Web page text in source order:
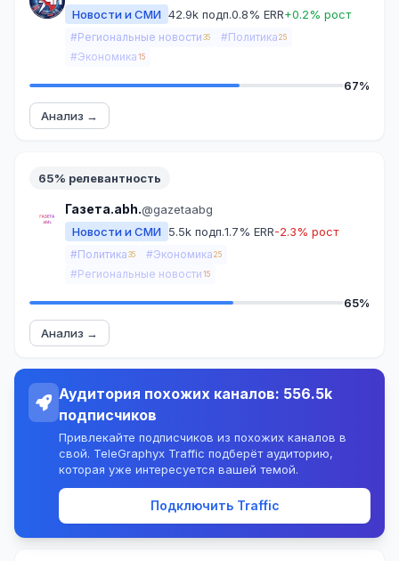
Новости и СМИ 42.9k подп.0.8% ERR+0.2% рост
#Региональные новости 35 #Политика 25
#Экономика 15
67%
Анализ →
65% релевантность
Газета.abh.@gazetaabg
Новости и СМИ
5.5k подп.1.7% ERR-2.3% рост
#Политика 35 #Экономика 25
#Региональные новости 15
65%
Анализ →
Аудитория похожих каналов: 556.5k
подписчиков
Привлекайте подписчиков из похожих каналов в
свой. TeleGraphyx Traffic подберёт аудиторию,
которая уже интересуется вашей темой.
Подключить Traffic